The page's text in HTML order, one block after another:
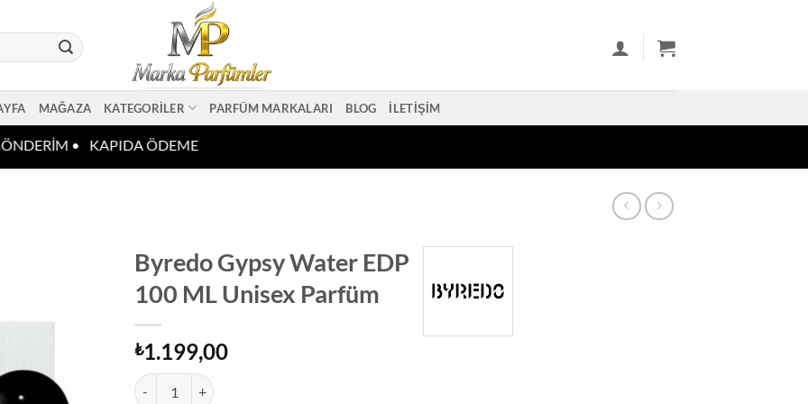
MAĞAZA KATEGORILER PARFÜM MARKALARI BLOG İLETIŞIM
• KAPIDA ÖDEME
Byredo Gypsy Water EDP
100 ML Unisex Parfüm
₺1.199,00
Byredo Gypsy Water EDP 100 ML Unisex Parfüm adet